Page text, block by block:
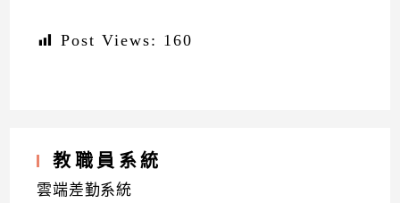
Post Views: 160
教職員系統
雲端差勤系統